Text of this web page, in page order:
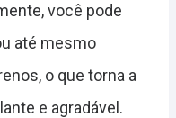
você pode
até mesmo
o que torna a
e agradável.